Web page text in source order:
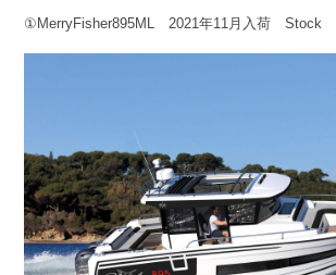
①MerryFisher895ML 2021年11月入荷 Stock